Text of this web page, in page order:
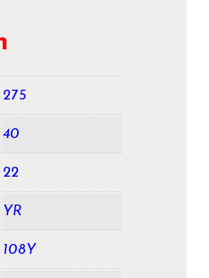
275
40
22
YR
108Y